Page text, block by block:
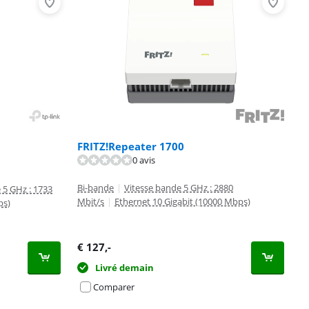
GHz : 1733
FRITZ!Repeater 1700
0 avis
Bi-bande | Vitesse bande 5 GHz : 2880
Mbit/s | Ethernet 10 Gigabit (10000 Mbps)
€ 127,-
Livré demain
Comparer